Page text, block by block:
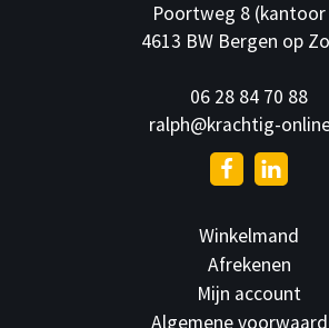
Poortweg 8 (kantoor
4613 BW Bergen op
06 28 84 70 88
ralph@krachtig-
Winkelmand
Afrekenen
Mijn account
Algemene